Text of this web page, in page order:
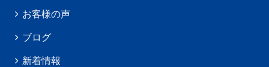
お客様の声
ブログ
新着情報